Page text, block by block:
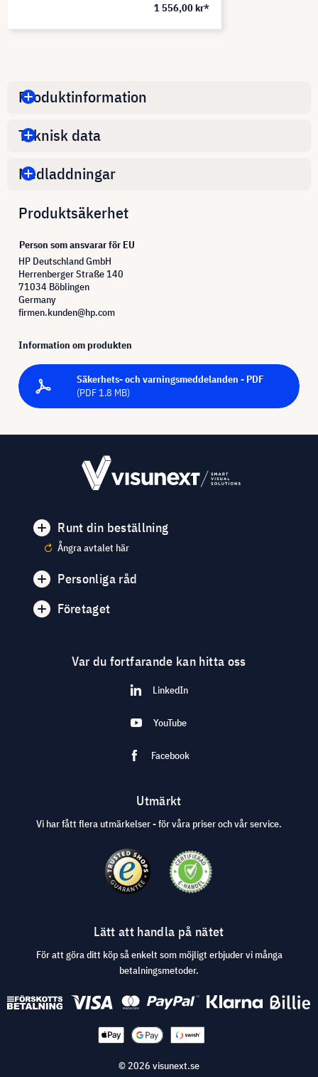
1 556,00 kr*
Produktinformation
Teknisk data
Nedladdningar
Produktsäkerhet
Person som ansvarar för EU
HP Deutschland GmbH
Herrenberger Straße 140
71034 Böblingen
Germany
firmen.kunden@hp.com
Information om produkten
Säkerhets- och varningsmeddelanden - PDF
(PDF 1.8 MB)
Runt din beställning
Ångra avtalet här
Personliga råd
Företaget
Var du fortfarande kan hitta oss
LinkedIn
YouTube
Facebook
Utmärkt
Vi har fått flera utmärkelser - för våra priser och vår service.
Lätt att handla på nätet
För att göra ditt köp så enkelt som möjligt erbjuder vi många
betalningsmetoder.
© 2026 visunext.se